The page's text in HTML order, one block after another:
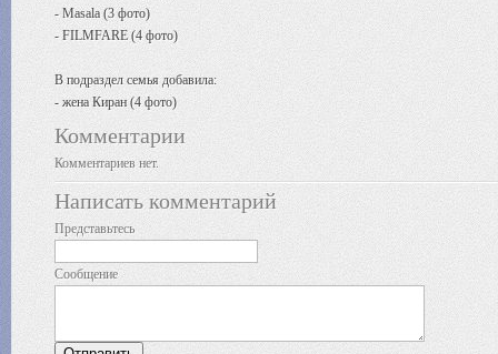
- Masala (3 фото)
- FILMFARE (4 фото)
В подраздел семья добавила:
- жена Киран (4 фото)
Комментарии
Комментариев нет.
Написать комментарий
Представьтесь
Сообщение